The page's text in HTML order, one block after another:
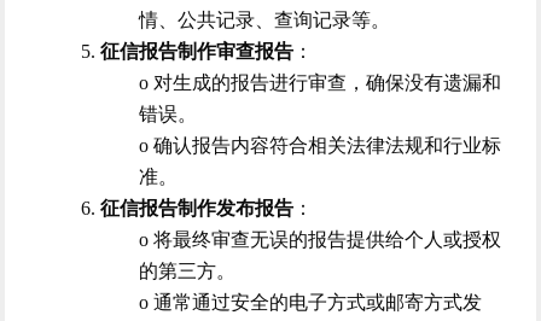
情、公共记录、查询记录等。
5.征信报告制作审查报告 ：
o 对生成的报告进行审查，确保没有遗漏和
错误。
o 确认报告内容符合相关法律法规和行业标
准。
6.征信报告制作发布报告 ：
o 将最终审查无误的报告提供给个人或授权
的第三方。
o 通常通过安全的电子方式或邮寄方式发